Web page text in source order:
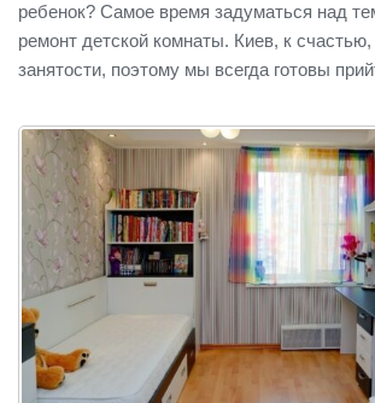
ребенок? Самое время задуматься над
ремонт детской комнаты. Киев, к
занятости, поэтому мы всегда готовы